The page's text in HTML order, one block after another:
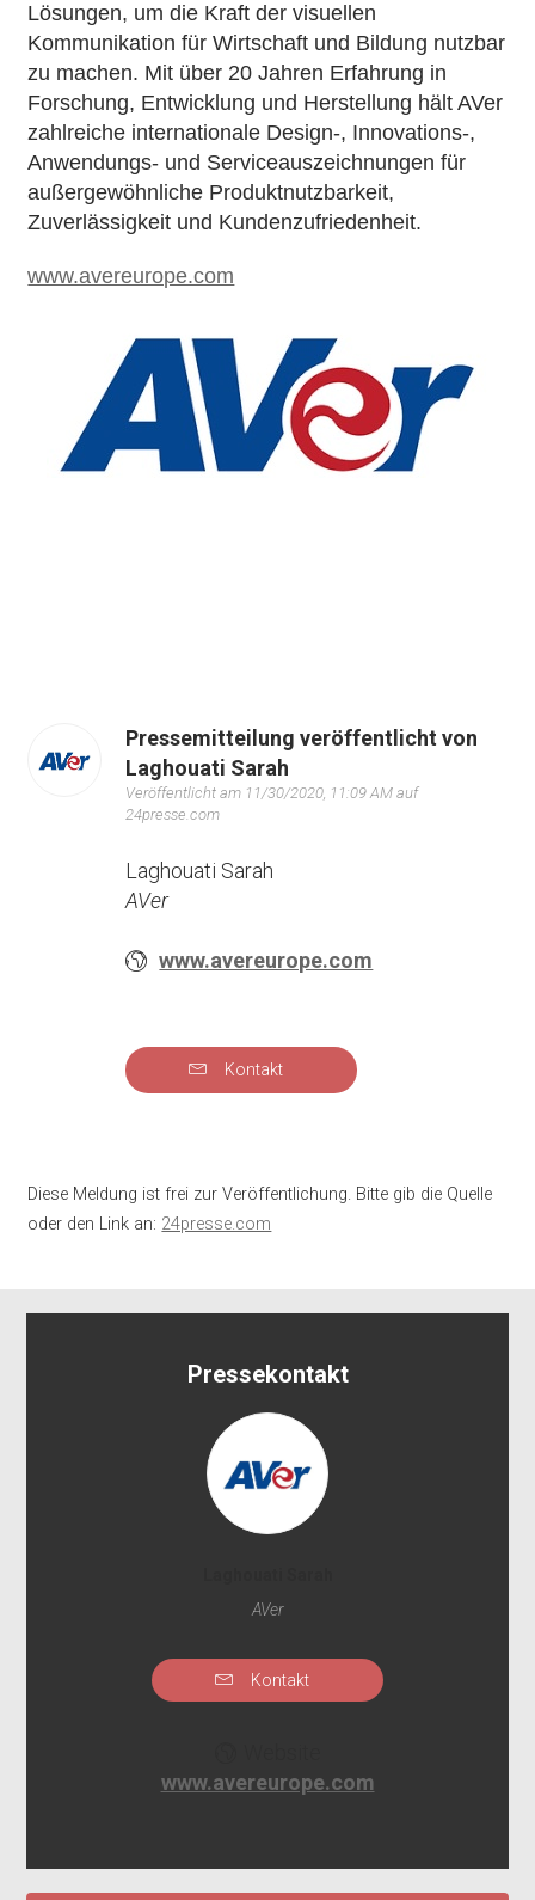
Lösungen, um die Kraft der visuellen
Kommunikation für Wirtschaft und Bildung nutzbar
zu machen. Mit über 20 Jahren Erfahrung in
Forschung, Entwicklung und Herstellung hält AVer
zahlreiche internationale Design-, Innovations-,
Anwendungs- und Serviceauszeichnungen für
außergewöhnliche Produktnutzbarkeit,
Zuverlässigkeit und Kundenzufriedenheit.
www.avereurope.com
Pressemitteilung veröffentlicht von
Laghouati Sarah
Veröffentlicht am 11/30/2020, 11:09 AM auf
24presse.com
Laghouati Sarah
AVer
www.avereurope.com
Kontakt
Diese Meldung ist frei zur Veröffentlichung. Bitte gib die Quelle
oder den Link an: 24presse.com
Pressekontakt
AVer
Kontakt
www.avereurope.com